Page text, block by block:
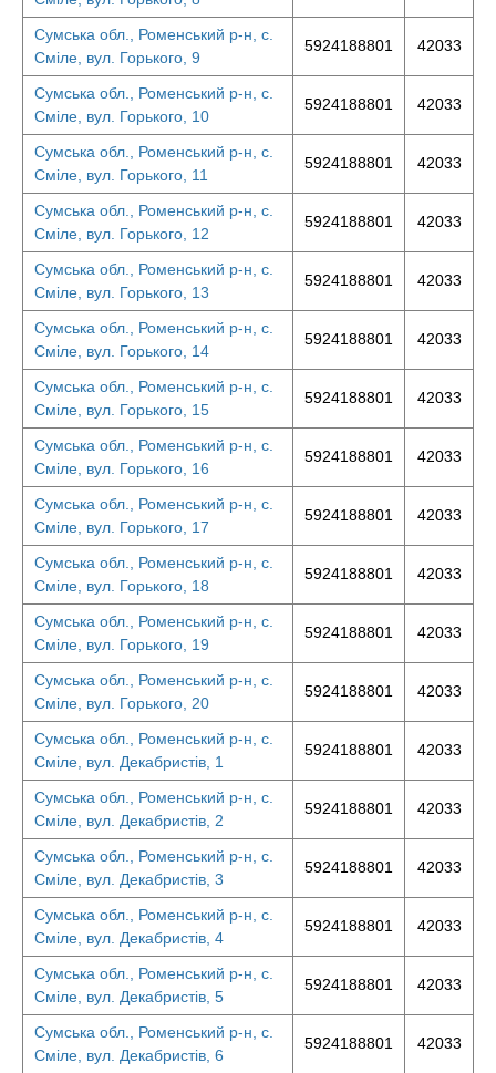
Сумська обл., Роменський р-н, с.
Сміле, вул. Горького, 9
5924188801 42033
Сумська обл., Роменський р-н, с.
Сміле, вул. Горького, 10
5924188801 42033
Сумська обл., Роменський р-н, с.
Сміле, вул. Горького, 11
5924188801 42033
Сумська обл., Роменський р-н, с.
Сміле, вул. Горького, 12
5924188801 42033
Сумська обл., Роменський р-н, с.
Сміле, вул. Горького, 13
5924188801 42033
Сумська обл., Роменський р-н, с.
Сміле, вул. Горького, 14
5924188801 42033
Сумська обл., Роменський р-н, с.
Сміле, вул. Горького, 15
5924188801 42033
Сумська обл., Роменський р-н, с.
Сміле, вул. Горького, 16
5924188801 42033
Сумська обл., Роменський р-н, с.
Сміле, вул. Горького, 17
5924188801 42033
Сумська обл., Роменський р-н, с.
Сміле, вул. Горького, 18
5924188801 42033
Сумська обл., Роменський р-н, с.
Сміле, вул. Горького, 19
5924188801 42033
Сумська обл., Роменський р-н, с.
Сміле, вул. Горького, 20
5924188801 42033
Сумська обл., Роменський р-н, с.
Сміле, вул. Декабристів, 1
5924188801 42033
Сумська обл., Роменський р-н, с.
Сміле, вул. Декабристів, 2
5924188801 42033
Сумська обл., Роменський р-н, с.
Сміле, вул. Декабристів, 3
5924188801 42033
Сумська обл., Роменський р-н, с.
Сміле, вул. Декабристів, 4
5924188801 42033
Сумська обл., Роменський р-н, с.
Сміле, вул. Декабристів, 5
5924188801 42033
Сумська обл., Роменський р-н, с.
Сміле, вул. Декабристів, 6
5924188801 42033